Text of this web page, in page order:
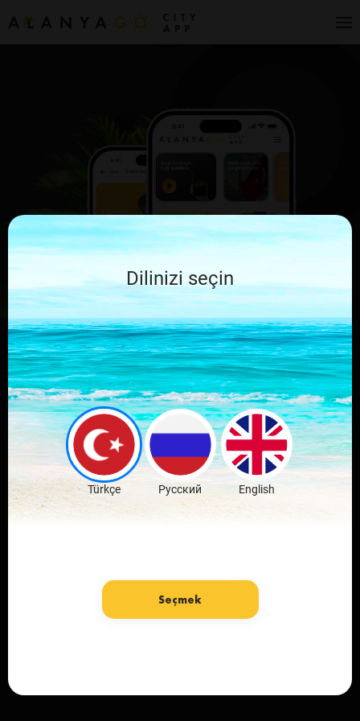
Sevdiğin şehrin
mobil
uygulamasını indir
Ücretsiz İndir
Dilinizi seçin
Türkçe Русский English
Seçmek